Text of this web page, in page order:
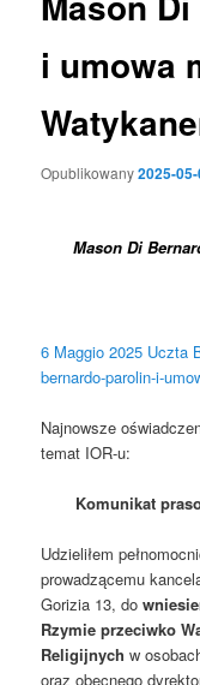
i umowa
Opublikowany2025-
Mason Di
6 Maggio 2025 Uczta
bernardo-parolin-i-
Najnowsze
temat IOR-u:
Komunikat
Udzieliłem
prowadzącemu
Gorizia 13, do
Rzymie przeciwko
Religijnych w
oraz obecnego